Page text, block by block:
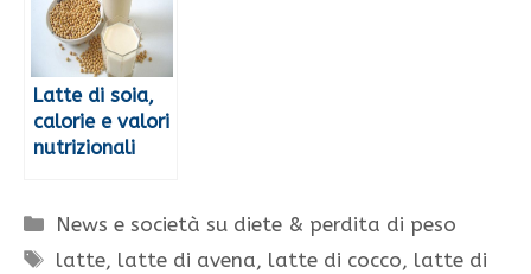
Latte di soia,
calorie e valori
nutrizionali
Categorie
News e società su diete & perdita di peso
Tag
latte, latte di avena, latte di cocco, latte di